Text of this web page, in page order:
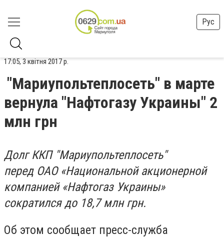
Рус
17:05, 3 квітня 2017 р.
"Мариупольтеплосеть" в марте
вернула "Нафтогазу Украины" 2
млн грн
Долг ККП "Мариупольтеплосеть"
перед ОАО «Национальной акционерной
компанией «Нафтогаз Украины»
сократился до 18,7 млн грн.
Об этом сообщает пресс-служба